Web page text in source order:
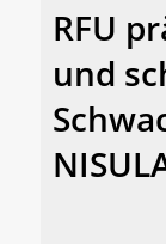
RFU
und